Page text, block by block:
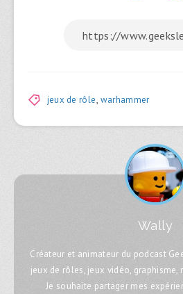
jeux de rôle, warhammer
Wally
Créateur et animateur du podcast
jeux de rôles, jeux vidéo,
Je souhaite partager mes